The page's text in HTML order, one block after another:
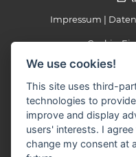
Impressum
Cookie-
Telefon:
Telefax:
We use cookies!
This site uses third-
technologies to
improve and display
users' interests. I
change my consent at